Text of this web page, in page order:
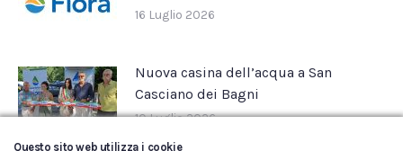
16 Luglio 2026
Nuova casina dell’acqua a San
Casciano dei Bagni
10 Luglio 2026
Questo sito web utilizza i cookie